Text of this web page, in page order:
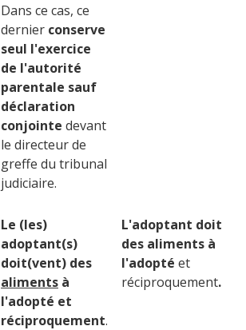
Dans ce cas, ce
dernier conserve
seul l'exercice
de l'autorité
parentale sauf
déclaration
conjointe devant
le directeur de
greffe du tribunal
judiciaire.
Le (les)
adoptant(s)
doit(vent) des
aliments à
l'adopté et
réciproquement.
L'adoptant doit
des aliments à
l'adopté et
réciproquement.